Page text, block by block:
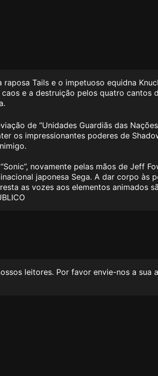
raposa Tails e o impetuoso equidna
e a destruição pelos quatro cantos
de “Unidades Guardiãs das
os impressionantes poderes de
novamente pelas mãos de Jeff
japonesa Sega. A dar corpo às
as vozes aos elementos animados
leitores. Por favor envie-nos a sua